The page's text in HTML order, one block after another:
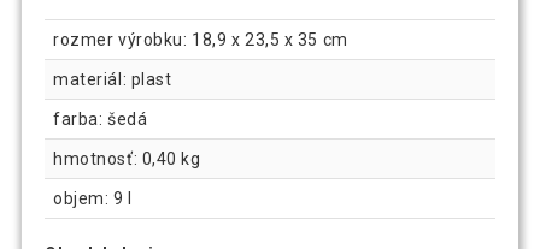
rozmer výrobku: 18,9 x 23,5 x 35 cm
materiál: plast
farba: šedá
hmotnosť: 0,40 kg
objem: 9 l